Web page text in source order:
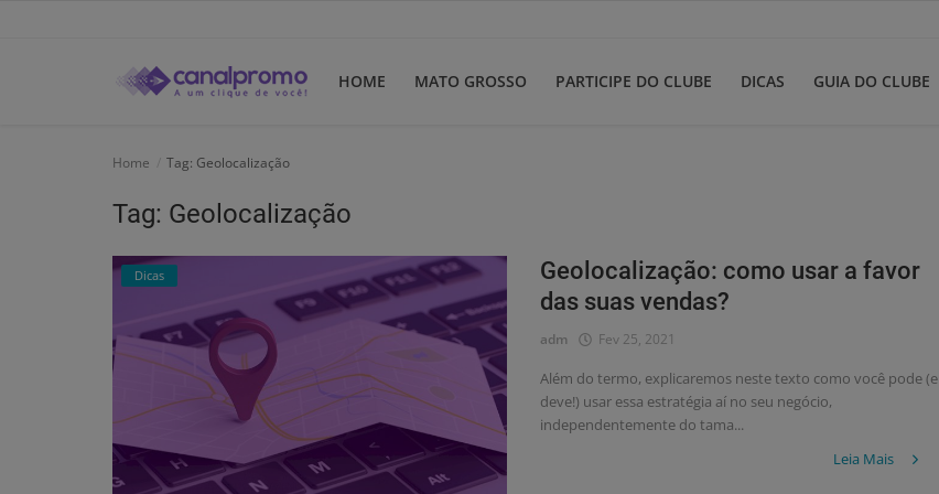
HOME MATO GROSSO PARTICIPE DO CLUBE DICAS GUIA DO CLUBE
Mato Grosso
Participe do Clube
Guia do Clube
Home Tag: Geolocalização
Tag: Geolocalização
Dicas
Geolocalização: como usar a favor
das suas vendas?
adm Fev 25, 2021
Além do termo, explicaremos neste texto como você pode (e
deve!) usar essa estratégia aí no seu negócio,
independentemente do tama...
Leia Mais